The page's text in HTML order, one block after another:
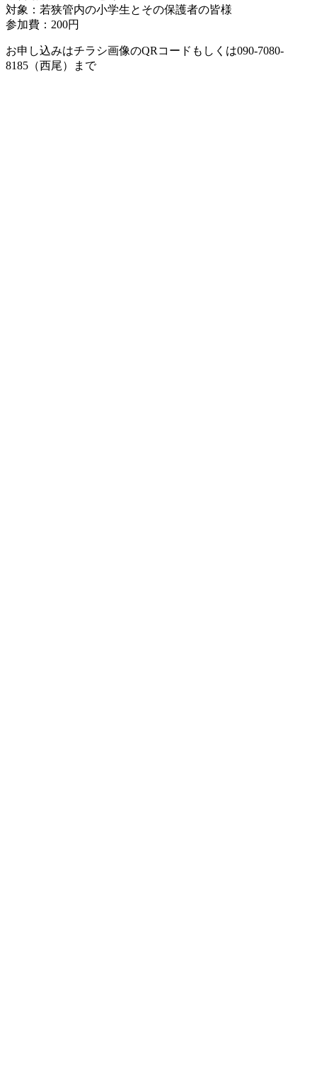
対象：若狭管内の小学生とその保護者の皆様
参加費：200円
お申し込みはチラシ画像のQRコードもしくは090-7080-
8185（西尾）まで